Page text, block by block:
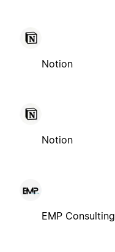
Notion
Notion
EMP Consulting